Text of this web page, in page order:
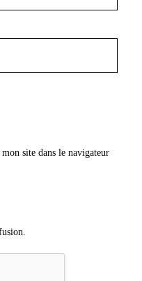
site dans le navigateur